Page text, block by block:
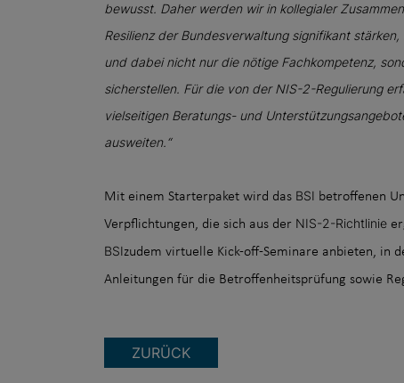
bewusst. Daher werden wir in kollegialer
Resilienz der Bundesverwaltung signifikant
und dabei nicht nur die nötige Fachkompetenz,
sicherstellen. Für die von der NIS-2-Regulierung
vielseitigen Beratungs- und
ausweiten.“
Mit einem Starterpaket wird das BSI betroffenen
Verpflichtungen, die sich aus der NIS-2-Richtlinie
BSIzudem virtuelle Kick-off-Seminare anbieten, in
Anleitungen für die Betroffenheitsprüfung sowie
ZURÜCK